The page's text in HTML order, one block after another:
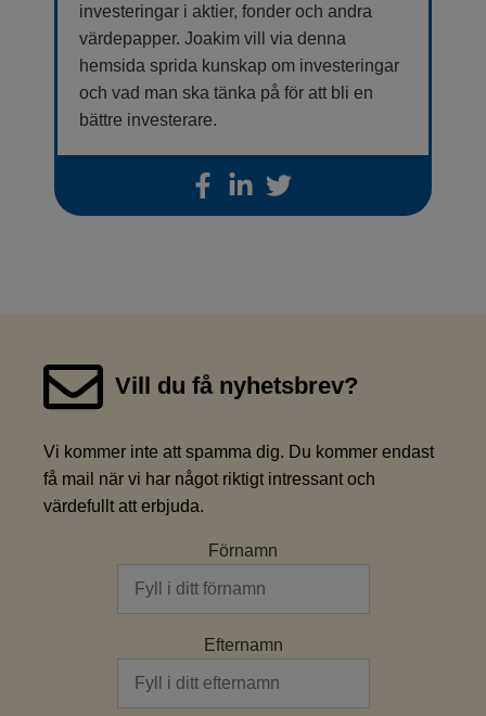
investeringar i aktier, fonder och andra
värdepapper. Joakim vill via denna
hemsida sprida kunskap om investeringar
och vad man ska tänka på för att bli en
bättre investerare.
Vill du få nyhetsbrev?
Vi kommer inte att spamma dig. Du kommer endast
få mail när vi har något riktigt intressant och
värdefullt att erbjuda.
Förnamn
Efternamn